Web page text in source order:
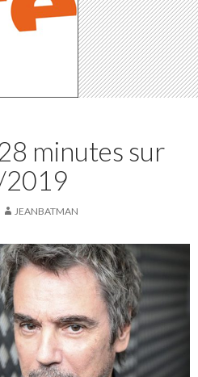
minutes sur
JEANBATMAN